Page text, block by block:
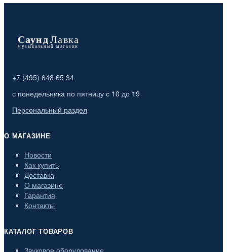
+7 (495) 648 65 34
с понедельника по пятницу с 10 до 19
Персональный раздел
О МАГАЗИНЕ
Новости
Как купить
Доставка
О магазине
Гарантия
Контакты
КАТАЛОГ ТОВАРОВ
Звуковое оборудование